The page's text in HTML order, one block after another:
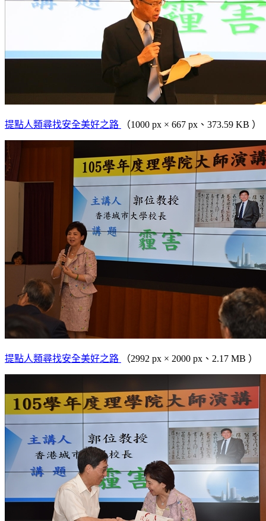
提點人類尋找安全美好之路 （1000 px × 667 px、373.59 KB ）
提點人類尋找安全美好之路 （2992 px × 2000 px、2.17 MB ）